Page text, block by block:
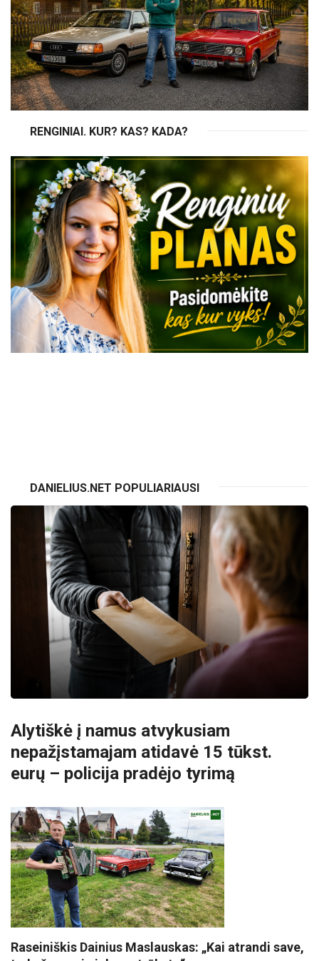
RENGINIAI. KUR? KAS? KADA?
DANIELIUS.NET POPULIARIAUSI
Alytiškė į namus atvykusiam
nepažįstamajam atidavė 15 tūkst.
eurų – policija pradėjo tyrimą
Raseiniškis Dainius Maslauskas: „Kai atrandi save,